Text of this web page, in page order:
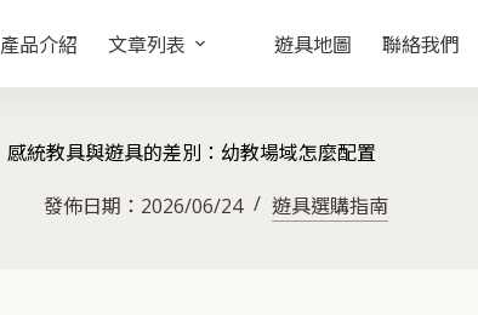
產品介紹 文章列表 遊具地圖 聯絡我們
感統教具與遊具的差別：幼教場域怎麼配置
發佈日期： 2026/06/24 遊具選購指南